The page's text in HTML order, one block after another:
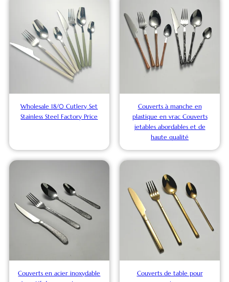
Wholesale 18/0 Cutlery Set
Stainless Steel Factory Price
Couverts à manche en
plastique en vrac Couverts
jetables abordables et de
haute qualité
Couverts en acier inoxydable
Couverts de table pour